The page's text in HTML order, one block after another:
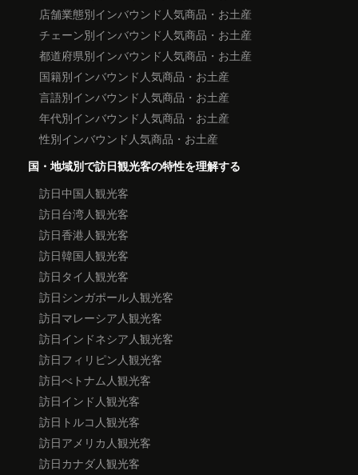
店舗業態別インバウンド人気商品・お土産
チェーン別インバウンド人気商品・お土産
都道府県別インバウンド人気商品・お土産
国籍別インバウンド人気商品・お土産
言語別インバウンド人気商品・お土産
年代別インバウンド人気商品・お土産
性別インバウンド人気商品・お土産
国・地域別で訪日観光客の特性を理解する
訪日中国人観光客
訪日台湾人観光客
訪日香港人観光客
訪日韓国人観光客
訪日タイ人観光客
訪日シンガポール人観光客
訪日マレーシア人観光客
訪日インドネシア人観光客
訪日フィリピン人観光客
訪日べトナム人観光客
訪日インド人観光客
訪日トルコ人観光客
訪日アメリカ人観光客
訪日カナダ人観光客